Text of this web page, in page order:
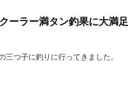
ーラー満タン釣果に大満足
つ子に釣りに行ってきました。